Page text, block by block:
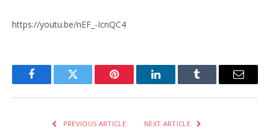
https://youtu.be/nEF_-IcnQC4
FacebookTwitter Pinterest LinkedInTumblr Email
PREVIOUS ARTICLE NEXT ARTICLE